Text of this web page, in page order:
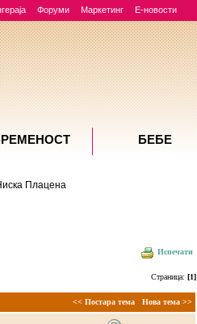
Форуми Маркетинг Е-новости
Плацена
Испечати
Страница: [1]
<< Постара тема Нова тема >>
БЕБЕ